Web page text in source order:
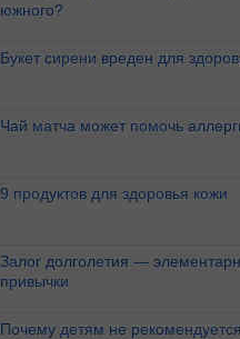
южного?
Букет сирени вреден для
Чай матча может помочь
9 продуктов для здоровья кожи
Залог долголетия —
привычки
Почему детям не